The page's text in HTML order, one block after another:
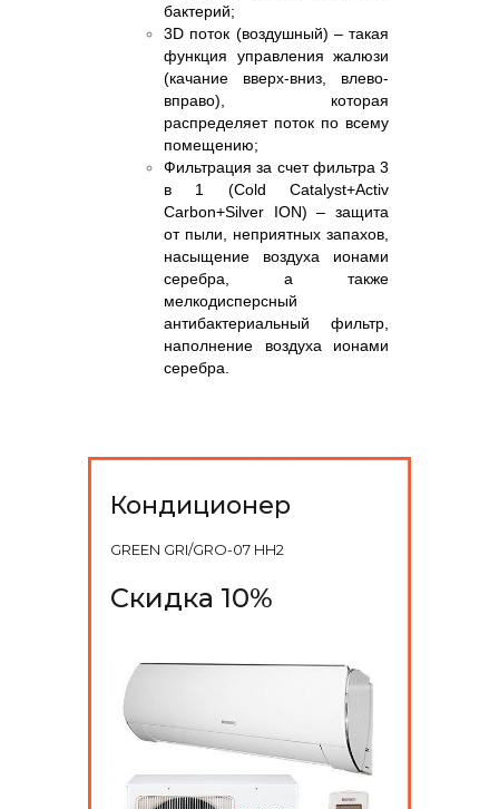
бактерий;
3D поток (воздушный) – такая
функция управления жалюзи
(качание вверх-вниз, влево-
вправо), которая
распределяет поток по всему
помещению;
Фильтрация за счет фильтра 3
в 1 (Cold Catalyst+Activ
Carbon+Silver ION) – защита
от пыли, неприятных запахов,
насыщение воздуха ионами
серебра, а также
мелкодисперсный
антибактериальный фильтр,
наполнение воздуха ионами
серебра.
Кондиционер
GREEN GRI/GRO-07 HH2
Скидка 10%